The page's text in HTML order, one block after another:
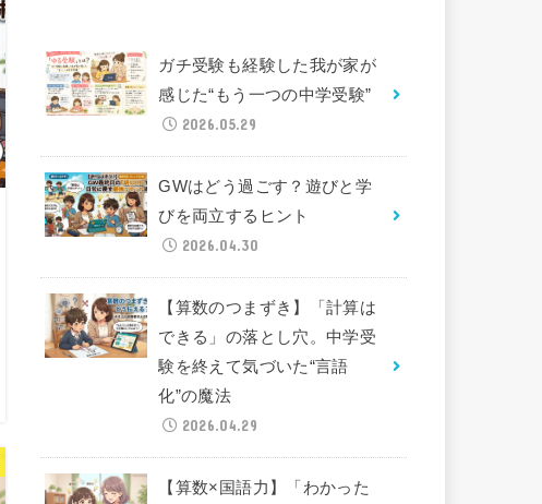
ガチ受験も経験した我が家が
感じた“もう一つの中学受験”
2026.05.29
GWはどう過ごす？遊びと学
びを両立するヒント
2026.04.30
【算数のつまずき】「計算は
できる」の落とし穴。中学受
験を終えて気づいた“言語
化”の魔法
2026.04.29
【算数×国語力】「わかった